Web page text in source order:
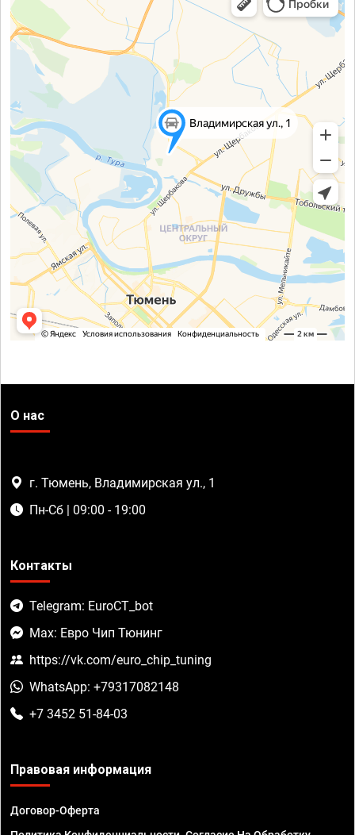
О нас
г. Тюмень, Владимирская ул., 1
Пн-Сб | 09:00 - 19:00
Контакты
Telegram: EuroCT_bot
Max: Евро Чип Тюнинг
https://vk.com/euro_chip_tuning
WhatsApp: +79317082148
+7 3452 51-84-03
Правовая информация
Договор-Оферта